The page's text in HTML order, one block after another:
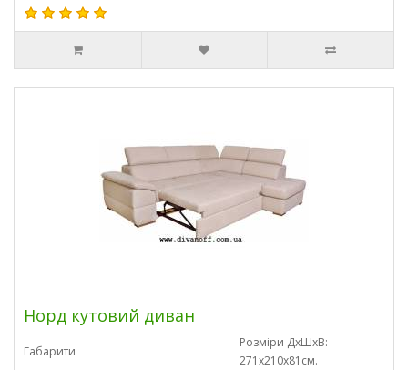
Норд кутовий диван
Габарити
Розміри ДхШхВ:
271x210x81см.